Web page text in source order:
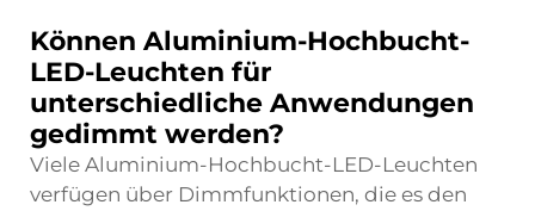
Können Aluminium-Hochbucht-
LED-Leuchten für
unterschiedliche Anwendungen
gedimmt werden?
Viele Aluminium-Hochbucht-LED-Leuchten
verfügen über Dimmfunktionen, die es den